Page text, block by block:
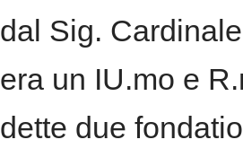
dal Sig.
era un IU.mo e
dette due